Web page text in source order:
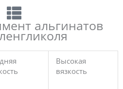
альгинатов
Высокая
вязкость